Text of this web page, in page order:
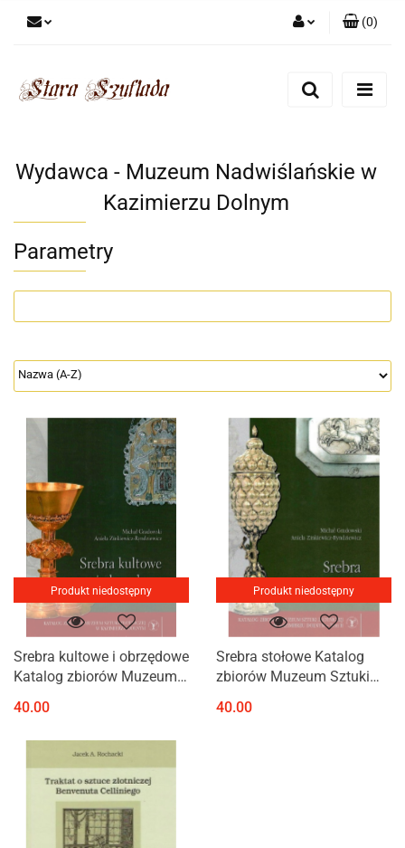
Zarejestruj się
(0)
Wydawca - Muzeum Nadwiślańskie w
Kazimierzu Dolnym
Parametry
Produkt niedostępny
Srebra kultowe i obrzędowe
Katalog zbiorów Muzeum
Kazimierzu Dolnym Tom I
40.00
Produkt niedostępny
Srebra stołowe Katalog
zbiorów Muzeum Sztuki
Dolnym Tom II
40.00